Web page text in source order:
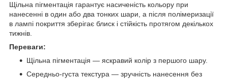
Щільна пігментація гарантує насиченість кольору при
нанесенні в один або два тонких шари, а після полімеризації
в лампі покриття зберігає блиск і стійкість протягом декількох
тижнів.
Переваги:
Щільна пігментація — яскравий колір з першого шару.
Середньо-густа текстура — зручність нанесення без